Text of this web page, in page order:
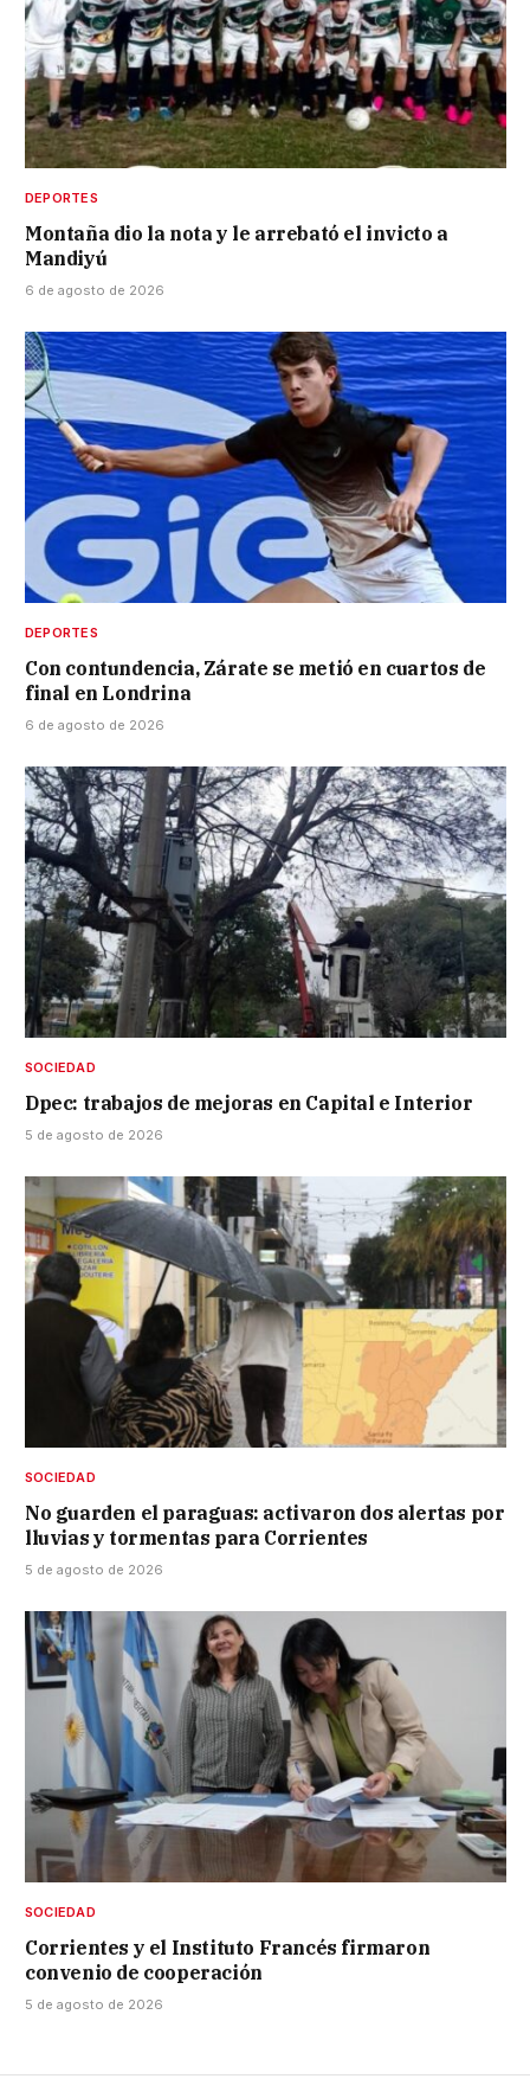
DEPORTES
Montaña dio la nota y le arrebató el invicto a
Mandiyú
6 de agosto de 2026
DEPORTES
Con contundencia, Zárate se metió en cuartos de
final en Londrina
6 de agosto de 2026
SOCIEDAD
Dpec: trabajos de mejoras en Capital e Interior
5 de agosto de 2026
SOCIEDAD
No guarden el paraguas: activaron dos alertas por
lluvias y tormentas para Corrientes
5 de agosto de 2026
SOCIEDAD
Corrientes y el Instituto Francés firmaron
convenio de cooperación
5 de agosto de 2026